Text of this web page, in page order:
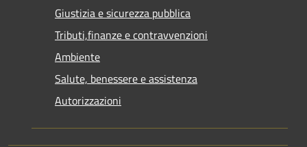
Giustizia e sicurezza pubblica
Tributi,finanze e contravvenzioni
Ambiente
Salute, benessere e assistenza
Autorizzazioni